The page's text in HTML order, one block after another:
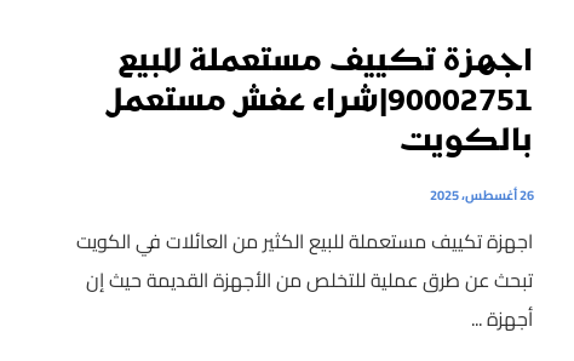
اجهزة تكييف مستعملة للبيع
90002751|شراء عفش مستعمل
بالكويت
26 أغسطس، 2025
اجهزة تكييف مستعملة للبيع الكثير من العائلات في الكويت
تبحث عن طرق عملية للتخلص من الأجهزة القديمة حيث إن
أجهزة ...